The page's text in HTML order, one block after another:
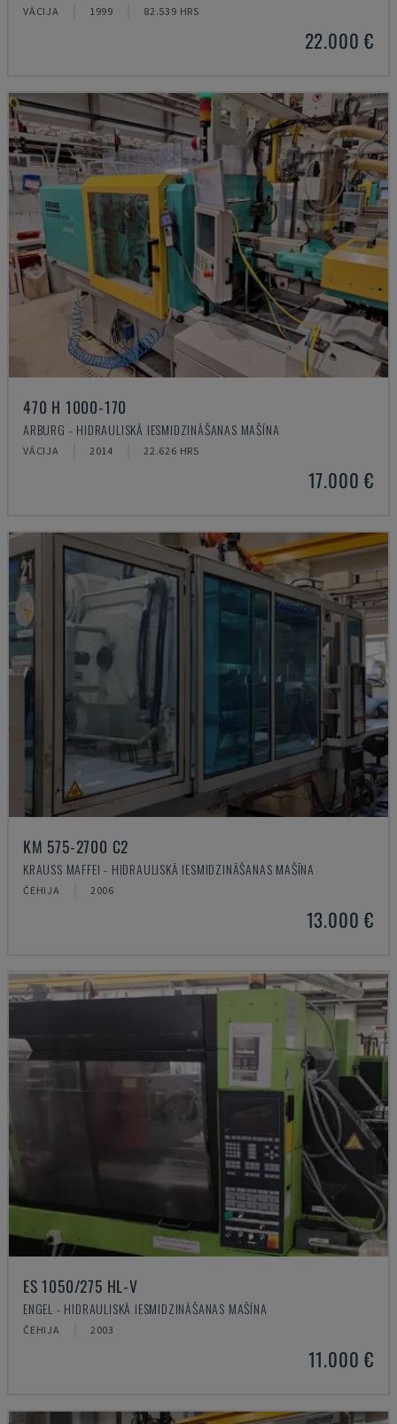
VĀCIJA 1999 82.539 HRS
22.000 €
470 H 1000-170
ARBURG - HIDRAULISKĀ IESMIDZINĀŠANAS MAŠĪNA
VĀCIJA 2014 22.626 HRS
17.000 €
KM 575-2700 C2
KRAUSS MAFFEI - HIDRAULISKĀ IESMIDZINĀŠANAS MAŠĪNA
ČEHIJA 2006
13.000 €
ES 1050/275 HL-V
ENGEL - HIDRAULISKĀ IESMIDZINĀŠANAS MAŠĪNA
ČEHIJA 2003
11.000 €